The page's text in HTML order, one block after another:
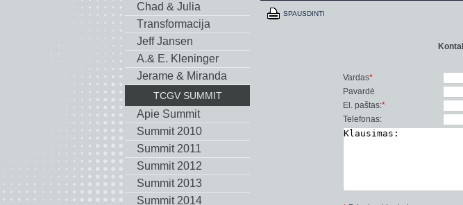
Chad & Julia
Тransformacija
Jeff Jansen
A.& E. Kleninger
Jerame & Miranda
TCGV SUMMIT
Apie Summit
Summit 2010
Summit 2011
Summit 2012
Summit 2013
Summit 2014
SPAUSDINTI
Vardas*
Pavardė
El. paštas:*
Telefonas: